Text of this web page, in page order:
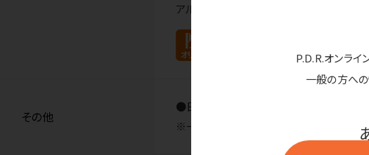
P.D.R.オンライ
一般の方への
アルジネート印象材とのコントラストがくっ
その他
●日本製
※一般的名称：歯科用寒天印象材 認証番